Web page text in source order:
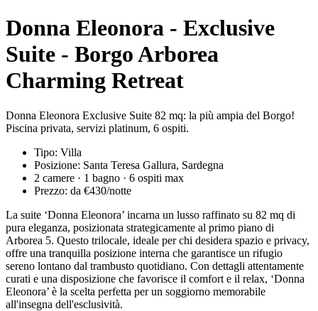
Donna Eleonora - Exclusive
Suite - Borgo Arborea
Charming Retreat
Donna Eleonora Exclusive Suite 82 mq: la più ampia del Borgo!
Piscina privata, servizi platinum, 6 ospiti.
Tipo: Villa
Posizione: Santa Teresa Gallura, Sardegna
2 camere · 1 bagno · 6 ospiti max
Prezzo: da €430/notte
La suite ‘Donna Eleonora’ incarna un lusso raffinato su 82 mq di
pura eleganza, posizionata strategicamente al primo piano di
Arborea 5. Questo trilocale, ideale per chi desidera spazio e privacy,
offre una tranquilla posizione interna che garantisce un rifugio
sereno lontano dal trambusto quotidiano. Con dettagli attentamente
curati e una disposizione che favorisce il comfort e il relax, ‘Donna
Eleonora’ è la scelta perfetta per un soggiorno memorabile
all'insegna dell'esclusività.